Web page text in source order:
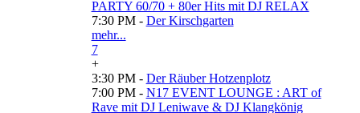
PARTY 60/70 + 80er Hits mit DJ RELAX
7:30 PM - Der Kirschgarten
mehr...
7
+
3:30 PM - Der Räuber Hotzenplotz
7:00 PM - N17 EVENT LOUNGE : ART of
Rave mit DJ Leniwave & DJ Klangkönig